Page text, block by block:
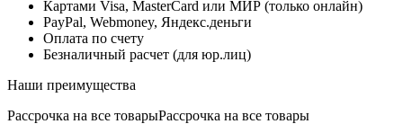
Картами Visa, MasterCard или МИР (только онлайн)
PayPal, Webmoney, Яндекс.деньги
Оплата по счету
Безналичный расчет (для юр.лиц)
Наши преимущества
Рассрочка на все товарыРассрочка на все товары